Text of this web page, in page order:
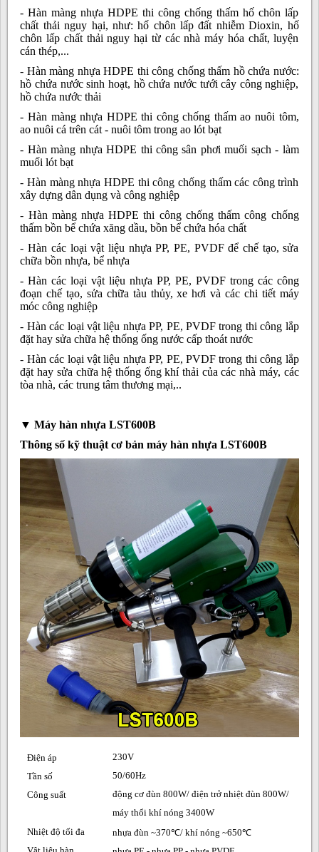
- Hàn màng nhựa HDPE thi công chống thấm hố chôn lấp
chất thải nguy hại, như: hố chôn lấp đất nhiễm Dioxin, hố
chôn lấp chất thải nguy hại từ các nhà máy hóa chất, luyện
cán thép,...
- Hàn màng nhựa HDPE thi công chống thấm hồ chứa nước:
hồ chứa nước sinh hoạt, hồ chứa nước tưới cây công nghiệp,
hồ chứa nước thải
- Hàn màng nhựa HDPE thi công chống thấm ao nuôi tôm,
ao nuôi cá trên cát - nuôi tôm trong ao lót bạt
- Hàn màng nhựa HDPE thi công sân phơi muối sạch - làm
muối lót bạt
- Hàn màng nhựa HDPE thi công chống thấm các công trình
xây dựng dân dụng và công nghiệp
- Hàn màng nhựa HDPE thi công chống thấm công chống
thấm bồn bể chứa xăng dầu, bồn bể chứa hóa chất
- Hàn các loại vật liệu nhựa PP, PE, PVDF để chế tạo, sửa
chữa bồn nhựa, bể nhựa
- Hàn các loại vật liệu nhựa PP, PE, PVDF trong các công
đoạn chế tạo, sửa chữa tàu thủy, xe hơi và các chi tiết máy
móc công nghiệp
- Hàn các loại vật liệu nhựa PP, PE, PVDF trong thi công lắp
đặt hay sửa chữa hệ thống ống nước cấp thoát nước
- Hàn các loại vật liệu nhựa PP, PE, PVDF trong thi công lắp
đặt hay sửa chữa hệ thống ống khí thải của các nhà máy, các
tòa nhà, các trung tâm thương mại,..
▼Máy hàn nhựa LST600B
Thông số kỹ thuật cơ bản máy hàn nhựa LST600B
Điện áp
Tần số
Công suất
Nhiệt độ tối đa
230V
50/60Hz
động cơ đùn 800W/ điện trở nhiệt đùn 800W/
máy thổi khí nóng 3400W
nhựa đùn ~370℃/ khí nóng ~650℃